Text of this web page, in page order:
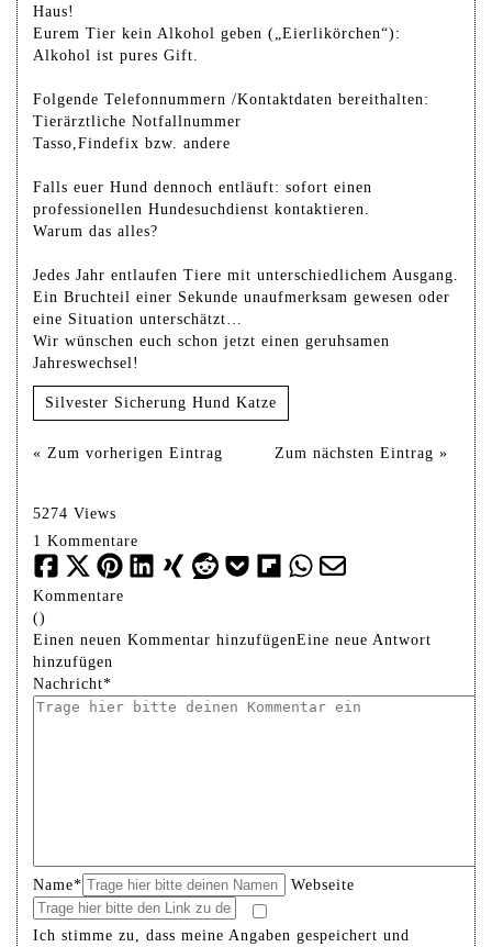
Haus!
Eurem Tier kein Alkohol geben („Eierlikörchen“):
Alkohol ist pures Gift.
Folgende Telefonnummern /Kontaktdaten bereithalten:
Tierärztliche Notfallnummer
Tasso,Findefix bzw. andere
Falls euer Hund dennoch entläuft: sofort einen
professionellen Hundesuchdienst kontaktieren.
Warum das alles?
Jedes Jahr entlaufen Tiere mit unterschiedlichem Ausgang.
Ein Bruchteil einer Sekunde unaufmerksam gewesen oder
eine Situation unterschätzt…
Wir wünschen euch schon jetzt einen geruhsamen
Jahreswechsel!
Silvester Sicherung Hund Katze
« Zum vorherigen Eintrag Zum nächsten Eintrag »
5274 Views
1 Kommentare
Kommentare
()
Einen neuen Kommentar hinzufügenEine neue Antwort
hinzufügen
Nachricht*
Name* Webseite
Ich stimme zu, dass meine Angaben gespeichert und